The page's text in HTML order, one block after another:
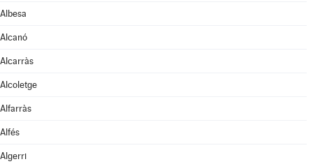
Albesa
Alcanó
Alcarràs
Alcoletge
Alfarràs
Alfés
Algerri